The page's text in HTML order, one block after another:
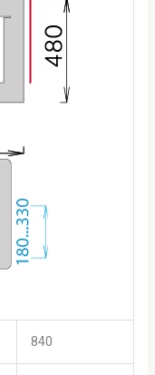
840